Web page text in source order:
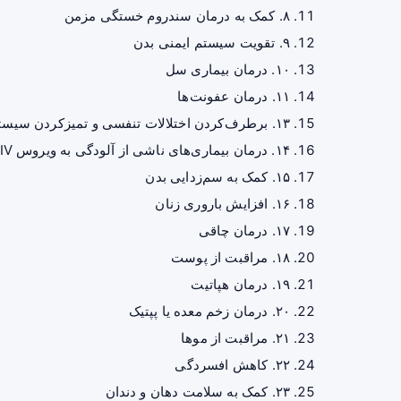
۸. کمک به درمان سندروم خستگی مزمن
۹. تقویت سیستم ایمنی بدن
۱۰. درمان بیماری سل
۱۱. درمان عفونت‌ها
۱۳. برطرف‌کردن اختلالات تنفسی و تمیزکردن سیستم تنفسی
۱۴. درمان بیماری‌های ناشی از آلودگی به ویروس HIV
۱۵. کمک به سم‌زدایی بدن
۱۶. افزایش باروری زنان
۱۷. درمان چاقی
۱۸. مراقبت از پوست
۱۹. درمان هپاتیت
۲۰. درمان زخم معده یا پپتیک
۲۱. مراقبت از موها
۲۲. کاهش افسردگی
۲۳. کمک به سلامت دهان و دندان